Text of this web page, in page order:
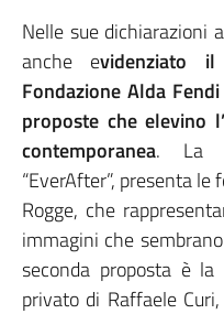
Nelle sue dichiarazioni
anche evidenziato
Fondazione Alda
proposte che elevino
contemporanea. La
“EverAfter”, presenta
Rogge, che
immagini che
seconda proposta è
privato di Raffaele